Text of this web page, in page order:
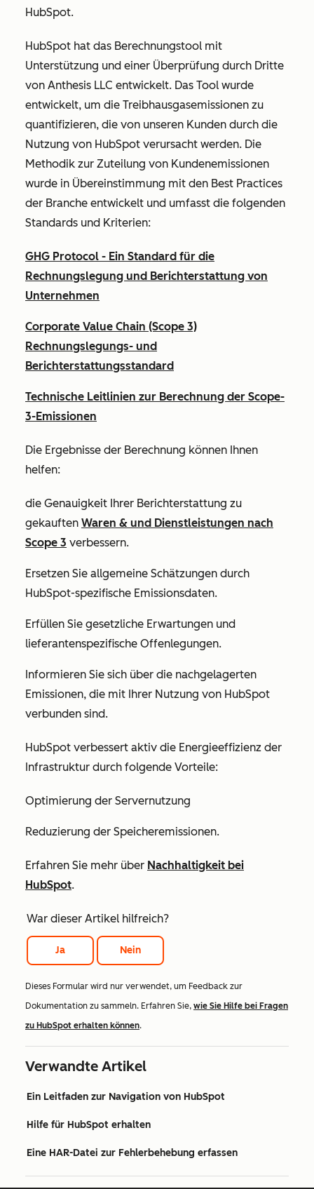
HubSpot.
HubSpot hat das Berechnungstool mit
Unterstützung und einer Überprüfung durch Dritte
von Anthesis LLC entwickelt. Das Tool wurde
entwickelt, um die Treibhausgasemissionen zu
quantifizieren, die von unseren Kunden durch die
Nutzung von HubSpot verursacht werden. Die
Methodik zur Zuteilung von Kundenemissionen
wurde in Übereinstimmung mit den Best Practices
der Branche entwickelt und umfasst die folgenden
Standards und Kriterien:
GHG Protocol - Ein Standard für die
Rechnungslegung und Berichterstattung von
Unternehmen
Corporate Value Chain (Scope 3)
Rechnungslegungs- und
Berichterstattungsstandard
Technische Leitlinien zur Berechnung der Scope-
3-Emissionen
Die Ergebnisse der Berechnung können Ihnen
helfen:
die Genauigkeit Ihrer Berichterstattung zu
gekauften Waren & und Dienstleistungen nach
Scope 3 verbessern.
Ersetzen Sie allgemeine Schätzungen durch
HubSpot-spezifische Emissionsdaten.
Erfüllen Sie gesetzliche Erwartungen und
lieferantenspezifische Offenlegungen.
Informieren Sie sich über die nachgelagerten
Emissionen, die mit Ihrer Nutzung von HubSpot
verbunden sind.
HubSpot verbessert aktiv die Energieeffizienz der
Infrastruktur durch folgende Vorteile:
Optimierung der Servernutzung
Reduzierung der Speicheremissionen.
Erfahren Sie mehr über Nachhaltigkeit bei
HubSpot.
War dieser Artikel hilfreich?
Ja Nein
Dieses Formular wird nur verwendet, um Feedback zur
Dokumentation zu sammeln. Erfahren Sie, wie Sie Hilfe bei Fragen
zu HubSpot erhalten können.
Verwandte Artikel
Ein Leitfaden zur Navigation von HubSpot
Hilfe für HubSpot erhalten
Eine HAR-Datei zur Fehlerbehebung erfassen